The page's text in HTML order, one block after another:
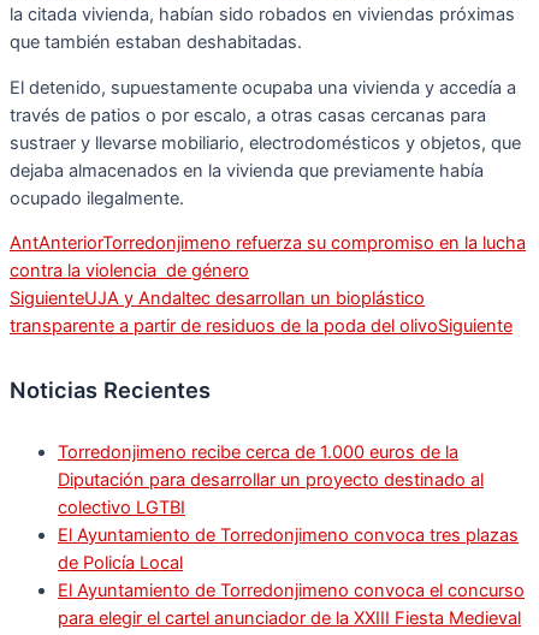
la citada vivienda, habían sido robados en viviendas próximas
que también estaban deshabitadas.
El detenido, supuestamente ocupaba una vivienda y accedía a
través de patios o por escalo, a otras casas cercanas para
sustraer y llevarse mobiliario, electrodomésticos y objetos, que
dejaba almacenados en la vivienda que previamente había
ocupado ilegalmente.
AntAnteriorTorredonjimeno refuerza su compromiso en la lucha
contra la violencia de género
SiguienteUJA y Andaltec desarrollan un bioplástico
transparente a partir de residuos de la poda del olivoSiguiente
Noticias Recientes
Torredonjimeno recibe cerca de 1.000 euros de la
Diputación para desarrollar un proyecto destinado al
colectivo LGTBI
El Ayuntamiento de Torredonjimeno convoca tres plazas
de Policía Local
El Ayuntamiento de Torredonjimeno convoca el concurso
para elegir el cartel anunciador de la XXIII Fiesta Medieval